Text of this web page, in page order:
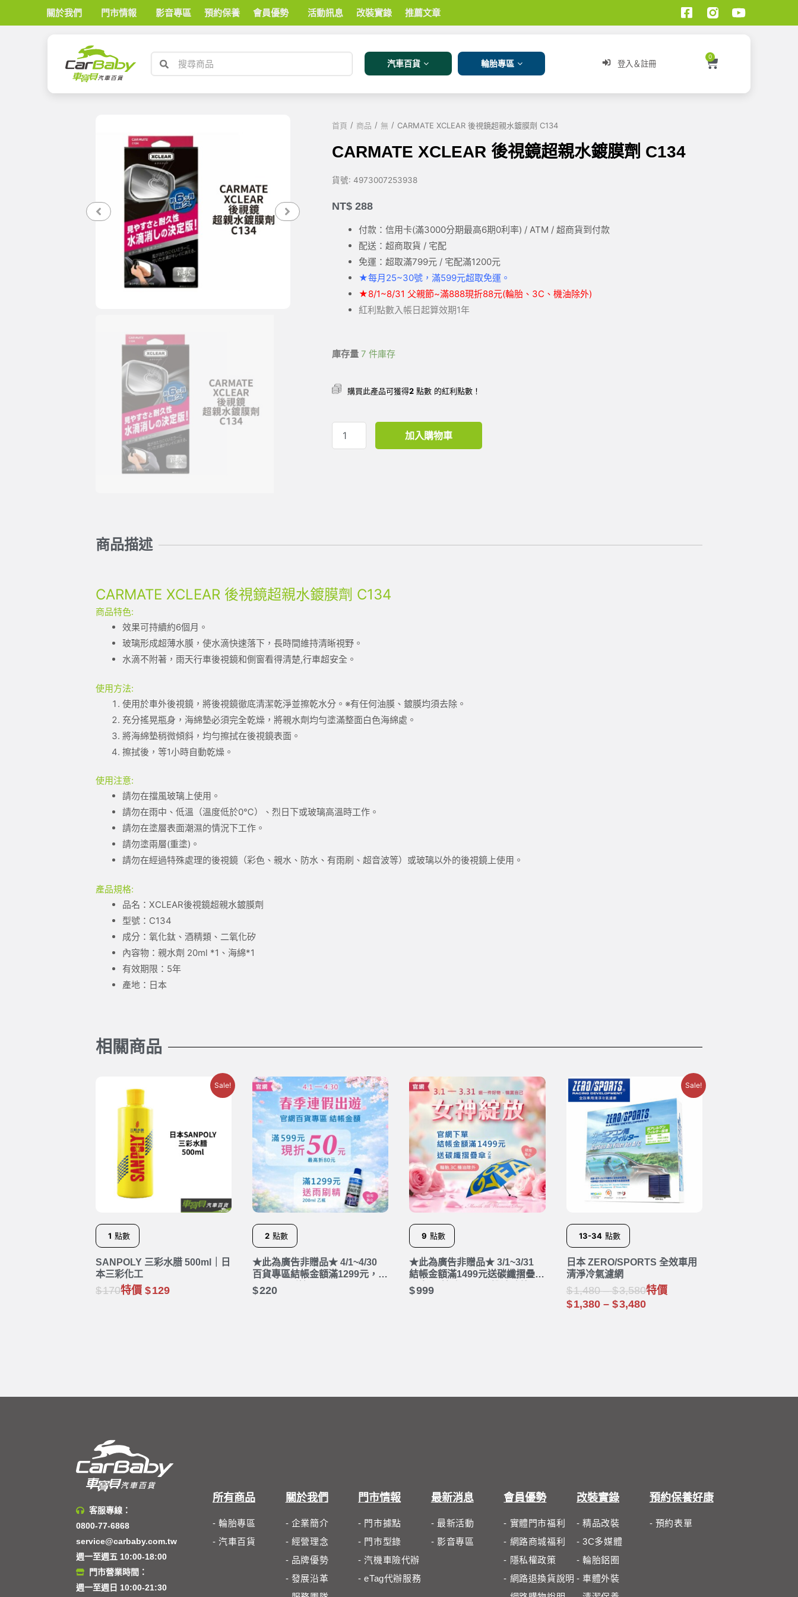
關於我們 門市情報 影音專區 預約保養 會員優勢 活動訊息 改裝實錄 推薦文章
汽車百貨 輪胎專區 登入＆註冊
0
首頁 / 商品 / 無 / CARMATE XCLEAR 後視鏡超親水鍍膜劑 C134
CARMATE XCLEAR 後視鏡超親水鍍膜劑 C134
貨號: 4973007253938
NT$288
付款：信用卡(滿3000分期最高6期0利率) / ATM / 超商貨到付款
配送：超商取貨 / 宅配
免運：超取滿799元 / 宅配滿1200元
★每月25~30號，滿599元超取免運。
★8/1~8/31 父親節~滿888現折88元(輪胎、3C、機油除外)
紅利點數入帳日起算效期1年
庫存量 7 件庫存
購買此產品可獲得2點數 的紅利點數！
加入購物車
商品描述
CARMATE XCLEAR 後視鏡超親水鍍膜劑 C134
商品特色:
效果可持續約6個月。
玻璃形成超薄水膜，使水滴快速落下，長時間維持清晰視野。
水滴不附著，雨天行車後視鏡和側窗看得清楚,行車超安全。
使用方法:
使用於車外後視鏡，將後視鏡徹底清潔乾淨並擦乾水分。※有任何油膜、鍍膜均須去除。
充分搖晃瓶身，海綿墊必須完全乾燥，將親水劑均勻塗滿整面白色海綿處。
將海綿墊稍微傾斜，均勻擦拭在後視鏡表面。
擦拭後，等1小時自動乾燥。
使用注意:
請勿在擋風玻璃上使用。
請勿在雨中、低溫（溫度低於0℃）、烈日下或玻璃高溫時工作。
請勿在塗層表面潮濕的情況下工作。
請勿塗兩層(重塗)。
請勿在經過特殊處理的後視鏡（彩色、親水、防水、有雨刷、超音波等）或玻璃以外的後視鏡上使用。
產品規格:
品名：XCLEAR後視鏡超親水鍍膜劑
型號：C134
成分：氧化鈦、酒精類、二氧化矽
內容物：親水劑 20ml *1、海綿*1
有效期限：5年
產地：日本
相關商品
Sale!
1 點數
SANPOLY 三彩水腊 500ml｜日
本三彩化工
170特價 129
2 點數
★此為廣告非贈品★ 4/1~4/30
百貨專區結帳金額滿1299元，送
200ml雨刷精。
220
9 點數
★此為廣告非贈品★ 3/1~3/31
結帳金額滿1499元送碳纖摺疊傘
乙支。(輪胎、3C、機油除外)
999
Sale!
13-34 點數
日本 ZERO/SPORTS 全效車用
清淨冷氣濾網
1,480– 3,580特價
1,380– 3,480
客服專線：
0800-77-6868
service@carbaby.com.tw
週一至週五 10:00-18:00
門市營業時間：
週一至週日 10:00-21:30
所有商品
- 輪胎專區
- 汽車百貨
關於我們
- 企業簡介
- 經營理念
- 品牌優勢
- 發展沿革
門市情報
- 門市據點
- 門市型錄
- 汽機車險代辦
- eTag代辦服務
最新消息
- 最新活動
- 影音專區
會員優勢
- 實體門市福利
- 網路商城福利
- 隱私權政策
- 網路退換貨說明
改裝實錄
- 精品改裝
- 3C多媒體
- 輪胎鋁圈
- 車體外裝
預約保養好康
- 預約表單